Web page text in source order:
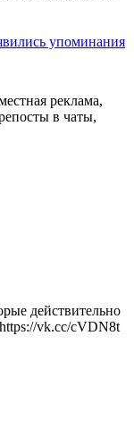
упоминания
реклама,
в чаты,
действительно
vk.cc/cVDN8t